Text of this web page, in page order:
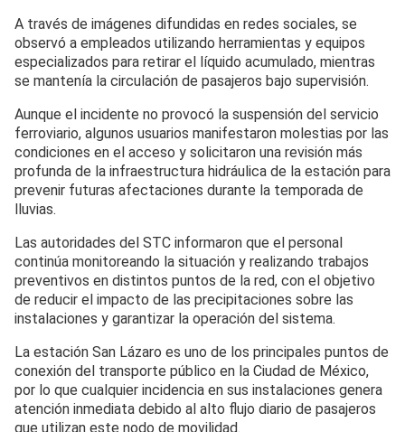
A través de imágenes difundidas en redes sociales, se
observó a empleados utilizando herramientas y equipos
especializados para retirar el líquido acumulado, mientras
se mantenía la circulación de pasajeros bajo supervisión.
Aunque el incidente no provocó la suspensión del servicio
ferroviario, algunos usuarios manifestaron molestias por las
condiciones en el acceso y solicitaron una revisión más
profunda de la infraestructura hidráulica de la estación para
prevenir futuras afectaciones durante la temporada de
lluvias.
Las autoridades del STC informaron que el personal
continúa monitoreando la situación y realizando trabajos
preventivos en distintos puntos de la red, con el objetivo
de reducir el impacto de las precipitaciones sobre las
instalaciones y garantizar la operación del sistema.
La estación San Lázaro es uno de los principales puntos de
conexión del transporte público en la Ciudad de México,
por lo que cualquier incidencia en sus instalaciones genera
atención inmediata debido al alto flujo diario de pasajeros
que utilizan este nodo de movilidad.